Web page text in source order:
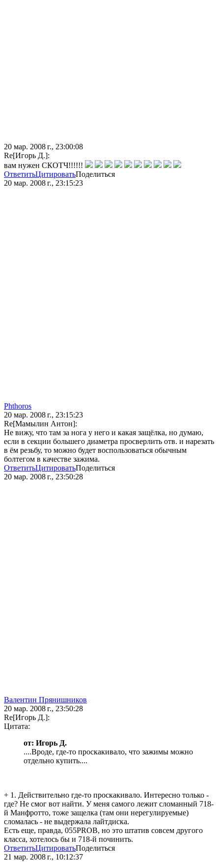
20 мар. 2008 г., 23:00:08
Re[Игорь Д.]:
вам нужен СКОТЧ!!!!!!
ОтветитьЦитироватьПоделиться
20 мар. 2008 г., 23:15:23
Phthoros
20 мар. 2008 г., 23:15:23
Re[Мамылин Антон]:
Не вижу, что там за нога у него и какая защёлка, но думаю,
если в секции большего диаметра просверлить отв. и нарезать
в ём резьбу, то можно будет воспользоваться обычным
болтегом в качестве зажима.
ОтветитьЦитироватьПоделиться
20 мар. 2008 г., 23:50:28
Валентин Прянишников
20 мар. 2008 г., 23:50:28
Re[Игорь Д.]:
Цитата:
от: Игорь Д.
....Вроде, где-то проскакивало, что зажимы можно
отдельно купить....
+ 1. Действительно где-то проскакивало. Интересно только -
где? Не смог вот найти. У меня самого лежит сломанный 718-
й Манфротто, тоже защелка (там они нерегулируемые)
сломалась - не выдержала лайтдиска.
Есть еще, правда, 055PROB, но это штатив совсем другого
класса, хотелось бы и 718-й починить.
ОтветитьЦитироватьПоделиться
21 мар. 2008 г., 10:12:37